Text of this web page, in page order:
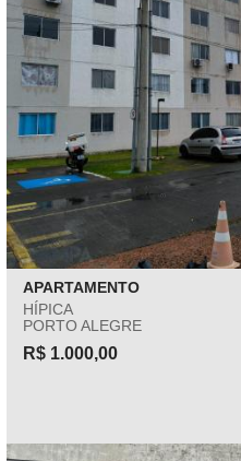
APARTAMENTO
HÍPICA
PORTO ALEGRE
R$ 1.000,00